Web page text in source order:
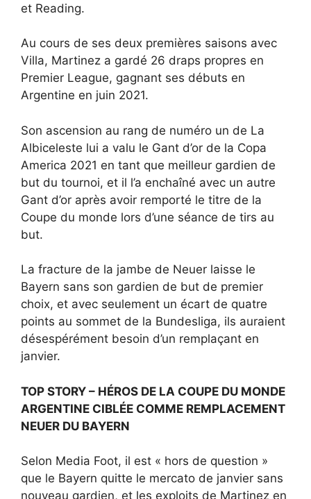
et Reading.
Au cours de ses deux premières saisons avec
Villa, Martinez a gardé 26 draps propres en
Premier League, gagnant ses débuts en
Argentine en juin 2021.
Son ascension au rang de numéro un de La
Albiceleste lui a valu le Gant d’or de la Copa
America 2021 en tant que meilleur gardien de
but du tournoi, et il l’a enchaîné avec un autre
Gant d’or après avoir remporté le titre de la
Coupe du monde lors d’une séance de tirs au
but.
La fracture de la jambe de Neuer laisse le
Bayern sans son gardien de but de premier
choix, et avec seulement un écart de quatre
points au sommet de la Bundesliga, ils auraient
désespérément besoin d’un remplaçant en
janvier.
TOP STORY – HÉROS DE LA COUPE DU MONDE
ARGENTINE CIBLÉE COMME REMPLACEMENT
NEUER DU BAYERN
Selon Media Foot, il est « hors de question »
que le Bayern quitte le mercato de janvier sans
nouveau gardien, et les exploits de Martinez en